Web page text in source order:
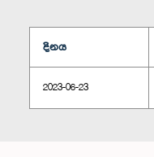
දිනය
2023-06-23